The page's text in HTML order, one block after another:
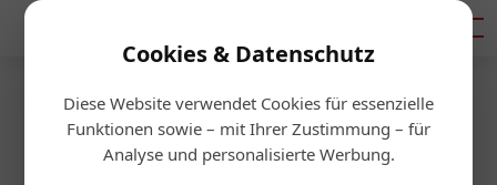
Cookies & Datenschutz
Diese Website verwendet Cookies für essenzielle
Funktionen sowie – mit Ihrer Zustimmung – für
Analyse und personalisierte Werbung.
Startseite/Gastro & Hotel
Waldviertel pur